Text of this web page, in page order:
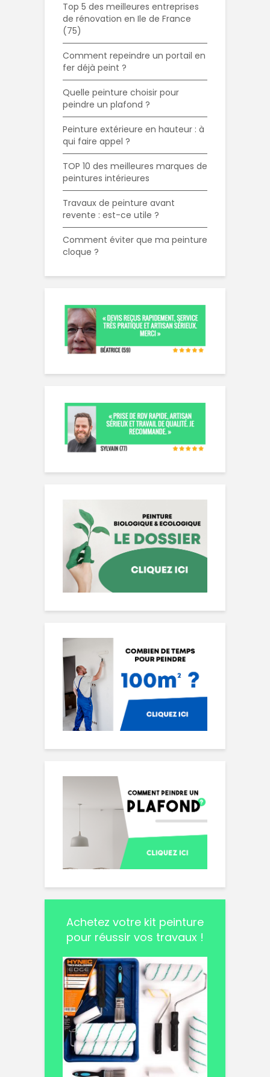
Top 5 des meilleures entreprises
de rénovation en Ile de France
(75)
Comment repeindre un portail en
fer déjà peint ?
Quelle peinture choisir pour
peindre un plafond ?
Peinture extérieure en hauteur : à
qui faire appel ?
TOP 10 des meilleures marques de
peintures intérieures
Travaux de peinture avant
revente : est-ce utile ?
Comment éviter que ma peinture
cloque ?
Achetez votre kit peinture
pour réussir vos travaux !